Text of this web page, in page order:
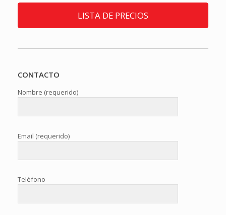
LISTA DE PRECIOS
CONTACTO
Nombre (requerido)
Email (requerido)
Teléfono